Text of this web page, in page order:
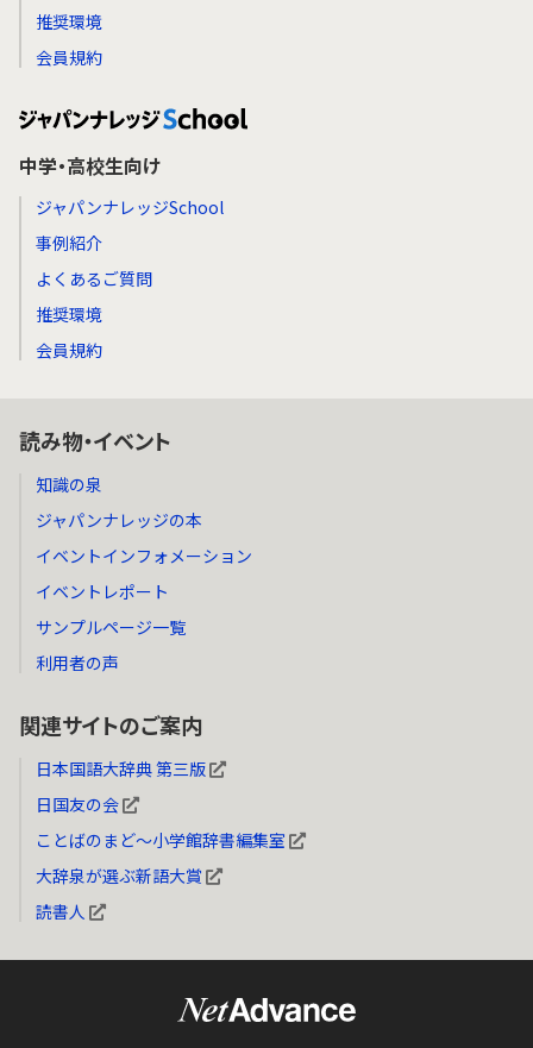
推奨環境
会員規約
中学・高校生向け
ジャパンナレッジSchool
事例紹介
よくあるご質問
推奨環境
会員規約
読み物・イベント
知識の泉
ジャパンナレッジの本
イベントインフォメーション
イベントレポート
サンプルページ一覧
利用者の声
関連サイトのご案内
日本国語大辞典 第三版
日国友の会
ことばのまど～小学館辞書編集室
大辞泉が選ぶ新語大賞
読書人